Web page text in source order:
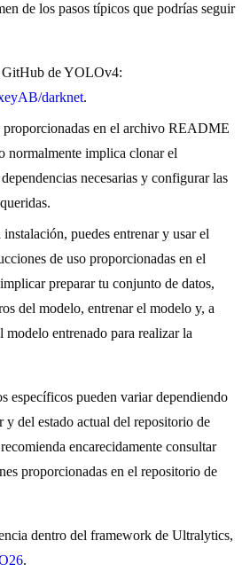
de los pasos típicos que podrías seguir
GitHub de YOLOv4:
darknet.
proporcionadas en el archivo README
normalmente implica clonar el
necesarias y configurar las
puedes entrenar y usar el
de uso proporcionadas en el
preparar tu conjunto de datos,
del modelo, entrenar el modelo y, a
entrenado para realizar la
específicos pueden variar dependiendo
y del estado actual del repositorio de
encarecidamente consultar
proporcionadas en el repositorio de
dentro del framework de Ultralytics,
.